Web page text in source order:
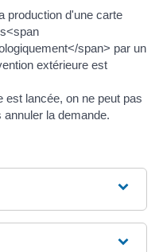
production d'une carte
span> par un
extérieure est
est lancée, on ne peut pas
la demande.